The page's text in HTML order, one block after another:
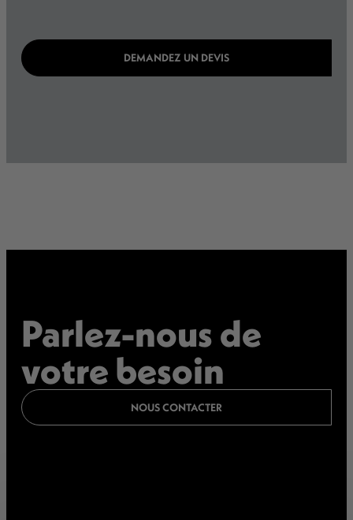
DEMANDEZ UN DEVIS
Parlez-nous de
votre besoin
NOUS CONTACTER